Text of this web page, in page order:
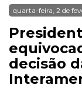
quarta-feira, 2 de
decisão